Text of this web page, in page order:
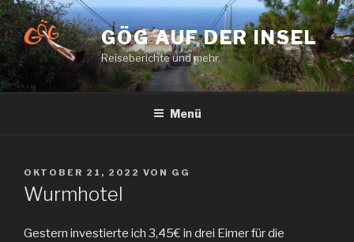
Zum
Inhalt
springen
GÖG AUF DER INSEL
Reiseberichte und mehr.
Menü
VERÖFFENTLICHT
AM
OKTOBER 21, 2022 VON GG
Wurmhotel
Gestern investierte ich 3,45€ in drei Eimer für die